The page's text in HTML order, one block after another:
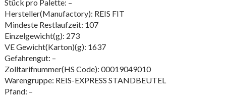
Stück pro Palette: –
Hersteller(Manufactory): REIS FIT
Mindeste Restlaufzeit: 107
Einzelgewicht(g): 273
VE Gewicht(Karton)(g): 1637
Gefahrengut: –
Zolltarifnummer(HS Code): 00019049010
Warengruppe: REIS-EXPRESS STANDBEUTEL
Pfand: –